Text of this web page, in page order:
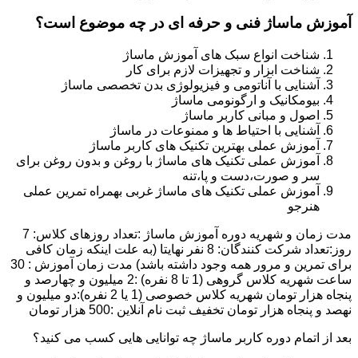
آموزش ماساژ فنی و حرفه ای در چه موضوع است؟
شناخت انواع سبک های آموزش ماساژ
شناخت ابزار و تجهیزات لازم برای کار
آشنایی با آناتومی و فیزیولوژی بدن تخصصی ماساژ
بیومکانیک و ارگونومی ماساژ
اصول و مبانی کاربر ماساژ
آشنایی با احتیاط ها و ممنوعات در ماساژ
آموزش عملی بهترین تکنیک های کاربر ماساژ
آموزش عملی تکنیک های ماساژ با روغن و بدون روغن برای
سر و صورت،دست و پا،تنه
آموزش عملی تکنیک های ماساژ غربی بهمراه تمرین عملی
هنرجو
مدت زمان و شهریه دوره آموزش ماساژ :تعداد روزهای کلاس: 7
روز:تعداد شرکت کنندگان: 8 نفر نهایتا (به علت اینکه زمان کافی
برای تمرین و مرور همه وجود داشته باشد) مدت زمان آموزش : 30
ساعت شهریه کلاس گروهی (1 تا 8 نفره) :2 میلیون و چهارصد و
پنجاه هزار تومان شهریه کلاس خصوصی (1 یا 2 نفره):دو میلیون و
نهصد و پنجاه هزار تومان تخفیف ثبت نام آنلاین :500 هزار تومان
بعد از اتمام دوره کاربر ماساژ چه توانایی هایی کسب می کنید؟